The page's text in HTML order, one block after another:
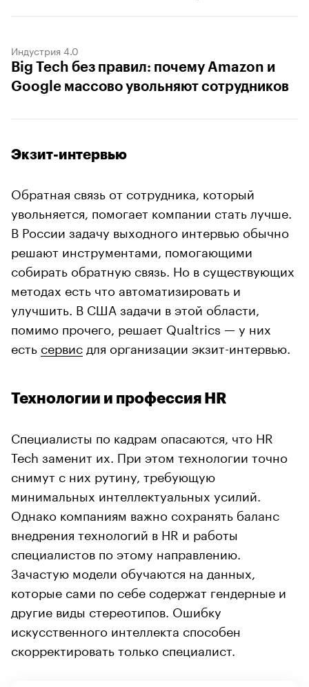
Индустрия 4.0
Big Tech без правил: почему Amazon и
Google массово увольняют сотрудников
Экзит-интервью
Обратная связь от сотрудника, который
увольняется, помогает компании стать лучше.
В России задачу выходного интервью обычно
решают инструментами, помогающими
собирать обратную связь. Но в существующих
методах есть что автоматизировать и
улучшить. В США задачи в этой области,
помимо прочего, решает Qualtrics — у них
есть сервис для организации экзит-интервью.
Технологии и профессия HR
Специалисты по кадрам опасаются, что HR
Tech заменит их. При этом технологии точно
снимут с них рутину, требующую
минимальных интеллектуальных усилий.
Однако компаниям важно сохранять баланс
внедрения технологий в HR и работы
специалистов по этому направлению.
Зачастую модели обучаются на данных,
которые сами по себе содержат гендерные и
другие виды стереотипов. Ошибку
искусственного интеллекта способен
скорректировать только специалист.